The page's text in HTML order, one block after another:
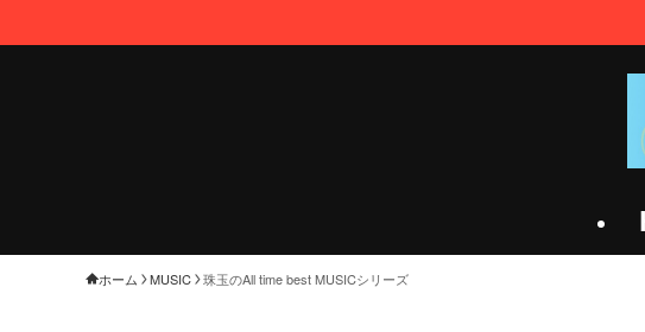
ホーム MUSIC 珠玉のAll time best MUSICシリーズ